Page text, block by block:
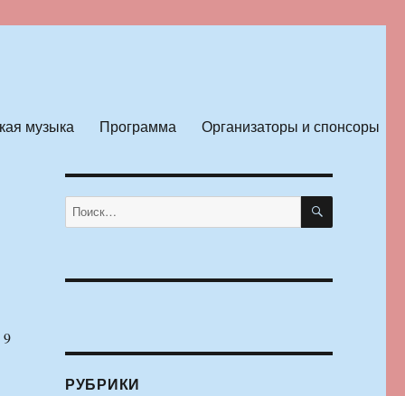
музыка Программа Организаторы и спонсоры
9
Искать: ПОИСК
РУБРИКИ